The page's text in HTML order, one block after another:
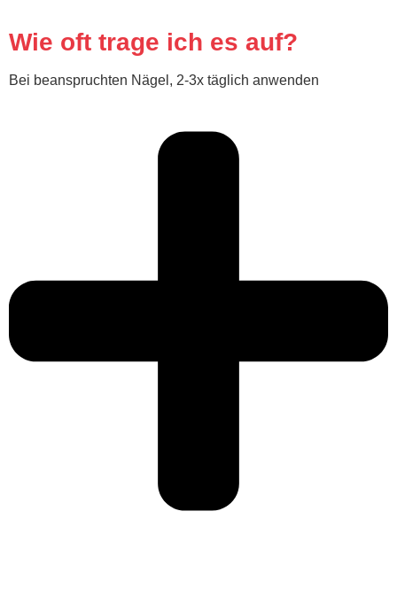
Wie oft trage ich es auf?
Bei beanspruchten Nägel, 2-3x täglich anwenden